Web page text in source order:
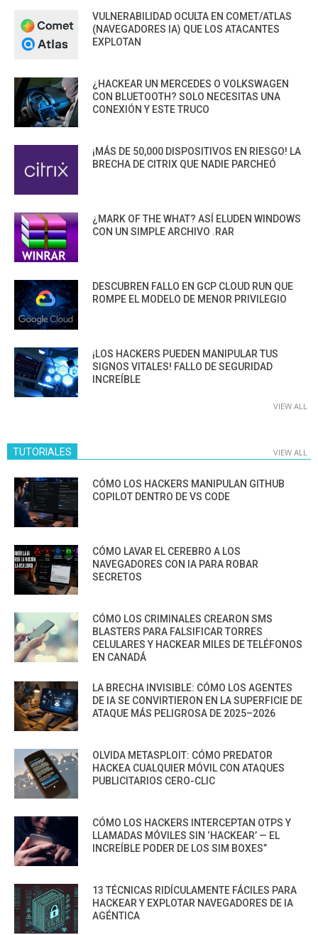
VULNERABILIDAD OCULTA EN COMET/ATLAS
(NAVEGADORES IA) QUE LOS ATACANTES
EXPLOTAN
¿HACKEAR UN MERCEDES O VOLKSWAGEN
CON BLUETOOTH? SOLO NECESITAS UNA
CONEXIÓN Y ESTE TRUCO
¡MÁS DE 50,000 DISPOSITIVOS EN RIESGO! LA
BRECHA DE CITRIX QUE NADIE PARCHEÓ
¿MARK OF THE WHAT? ASÍ ELUDEN WINDOWS
CON UN SIMPLE ARCHIVO .RAR
DESCUBREN FALLO EN GCP CLOUD RUN QUE
ROMPE EL MODELO DE MENOR PRIVILEGIO
¡LOS HACKERS PUEDEN MANIPULAR TUS
SIGNOS VITALES! FALLO DE SEGURIDAD
INCREÍBLE
VIEW ALL
TUTORIALES VIEW ALL
CÓMO LOS HACKERS MANIPULAN GITHUB
COPILOT DENTRO DE VS CODE
CÓMO LAVAR EL CEREBRO A LOS
NAVEGADORES CON IA PARA ROBAR
SECRETOS
CÓMO LOS CRIMINALES CREARON SMS
BLASTERS PARA FALSIFICAR TORRES
CELULARES Y HACKEAR MILES DE TELÉFONOS
EN CANADÁ
LA BRECHA INVISIBLE: CÓMO LOS AGENTES
DE IA SE CONVIRTIERON EN LA SUPERFICIE DE
ATAQUE MÁS PELIGROSA DE 2025–2026
OLVIDA METASPLOIT: CÓMO PREDATOR
HACKEA CUALQUIER MÓVIL CON ATAQUES
PUBLICITARIOS CERO-CLIC
CÓMO LOS HACKERS INTERCEPTAN OTPS Y
LLAMADAS MÓVILES SIN ‘HACKEAR’ — EL
INCREÍBLE PODER DE LOS SIM BOXES”
13 TÉCNICAS RIDÍCULAMENTE FÁCILES PARA
HACKEAR Y EXPLOTAR NAVEGADORES DE IA
AGÉNTICA